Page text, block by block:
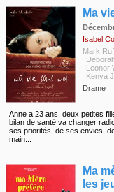
Ma
Isabel
Mark
Leonor
Kenya
Drame
Anne a 23 ans, deux petites
bilan de santé va changer
ses priorités, de ses envies,
main...
Ma
les